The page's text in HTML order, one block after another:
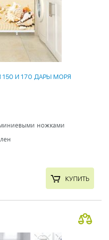
150 И 170 ДАРЫ МОРЯ
ножками
КУПИТЬ